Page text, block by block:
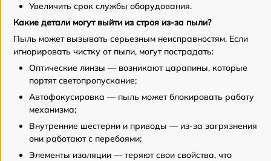
Увеличить срок службы оборудования.
Какие детали могут выйти из строя из-за пыли?
Пыль может вызывать серьезным неисправностям. Если
игнорировать чистку от пыли, могут пострадать:
Оптические линзы — возникают царапины, которые
портят светопропускание;
Автофокусировка — пыль может блокировать работу
механизма;
Внутренние шестерни и приводы — из-за загрязнения
они работают с перебоями;
Элементы изоляции — теряют свои свойства, что